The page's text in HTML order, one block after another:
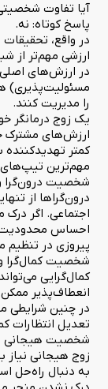
آیا تفاوت
پاسخ کوتاه: نه.
در واقع،
ارزشی مهم‌تر از
در ارزش‌های اصلی
مسئولیت‌پذیری)
را مدیریت کنند.
یک زوج درمانگر
ارزش‌های مشترک
کمتر تهدیدکننده
مهم‌ترین
شخصیت درون‌گرا و
درون‌گراها از
اجتماعی. اگر
احساس محدودیت
پیروزی در تنظیم
شخصیت کمال‌گرا
کمال‌گرایی
انعطاف‌پذیر
در چنین شرایطی
تعدیل انتظارات
شخصیت هیجانی و
زوج هیجانی نیاز
به دنبال راه‌حل